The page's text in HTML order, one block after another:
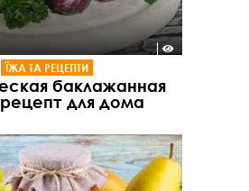
ЇЖА ТА РЕЦЕПТИ
баклажанная
для дома